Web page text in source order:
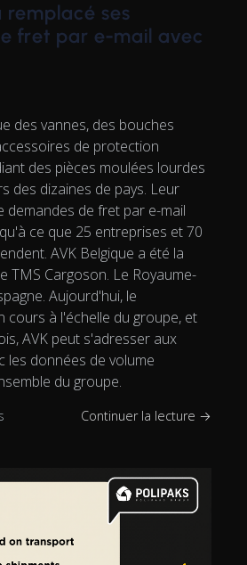
remplacé ses
fret par e-mail avec
des vannes, des bouches
de protection
des pièces moulées lourdes
des dizaines de pays. Leur
demandes de fret par e-mail
ce que 25 entreprises et 70
AVK Belgique a été la
TMS Cargoson. Le Royaume-
Aujourd'hui, le
cours à l'échelle du groupe, et
AVK peut s'adresser aux
les données de volume
du groupe.
Continuer la lecture →